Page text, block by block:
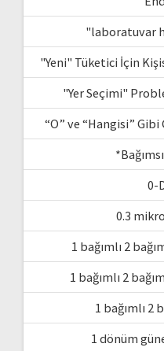
"laboratuvar
"Yeni" Tüketici İçin
"Yer Seçimi"
“O” ve “Hangisi”
0-
0.3
1 bağımlı 2
1 bağımlı 2
1 bağımlı 2
1 dönüm